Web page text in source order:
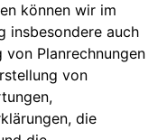
können wir im
insbesondere auch
Planrechnungen
von
die